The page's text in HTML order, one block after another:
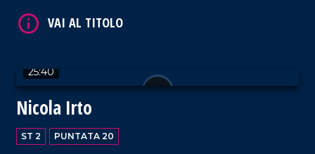
25:40
Nicola Irto
ST 2 PUNTATA 20
VAI AL TITOLO